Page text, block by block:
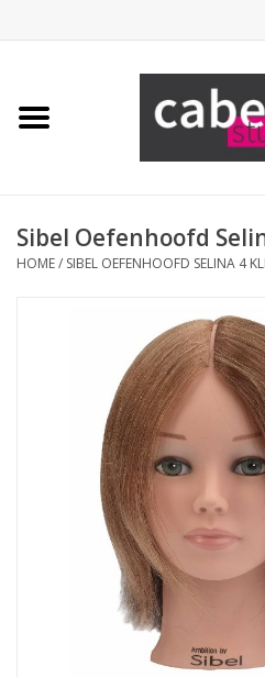
Home
Opleidingspakketten
Benodigdheden
Sibel Oefenhoofd
HOME/ SIBEL OEFENHOOFD SELINA 4